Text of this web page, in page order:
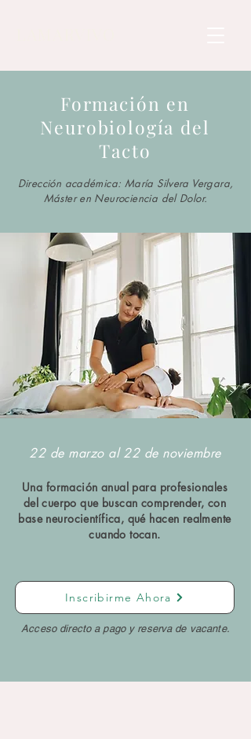
Formación en
Neurobiología del
Tacto
Dirección académica: María Silvera Vergara,
Máster en Neurociencia del Dolor.
22 de marzo al 22 de noviembre
Una formación anual para profesionales
del cuerpo que buscan comprender, con
base neurocientífica, qué hacen realmente
cuando tocan.
Inscribirme Ahora
Acceso directo a pago y reserva de vacante.